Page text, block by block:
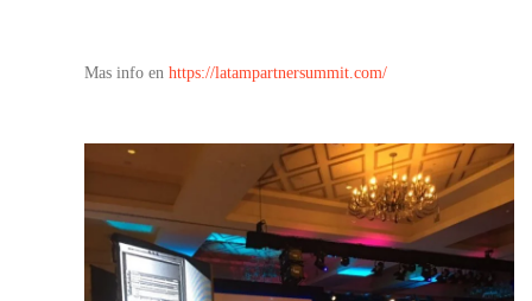
Mas info en https://latampartnersummit.com/